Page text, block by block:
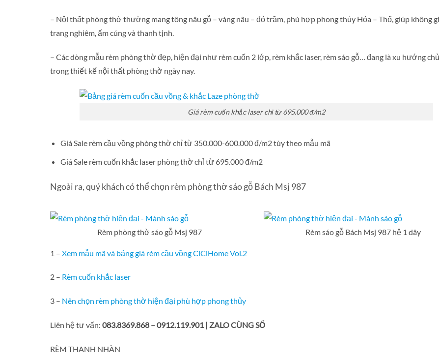
– Nội thất phòng thờ thường mang tông nâu gỗ – vàng nâu – đỏ trầm, phù hợp phong thủy Hỏa – Thổ, giúp không
trang nghiêm, ấm cúng và thanh tịnh.
– Các dòng mẫu rèm phòng thờ đẹp, hiện đại như rèm cuốn 2 lớp, rèm khắc laser, rèm sáo gỗ… đang là xu hướng
trong thiết kế nội thất phòng thờ ngày nay.
Giá rèm cuốn khắc laser chỉ từ 695.000 đ/m2
Giá Sale rèm cầu vồng phòng thờ chỉ từ 350.000-600.000 đ/m2 tùy theo mẫu mã
Giá Sale rèm cuốn khắc laser phòng thờ chỉ từ 695.000 đ/m2
Ngoài ra, quý khách có thể chọn rèm phòng thờ sáo gỗ Bách Msj 987
Rèm phòng thờ sáo gỗ Msj 987 Rèm sáo gỗ Bách Msj 987 hệ 1 dây
1 – Xem mẫu mã và bảng giá rèm cầu vồng CiCiHome Vol.2
2 – Rèm cuốn khắc laser
3 – Nên chọn rèm phòng thờ hiện đại phù hợp phong thủy
Liên hệ tư vấn: 083.8369.868 – 0912.119.901 | ZALO CÙNG SỐ
RÈM THANH NHÀN